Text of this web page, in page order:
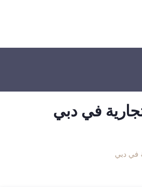
في دبي
في دبي